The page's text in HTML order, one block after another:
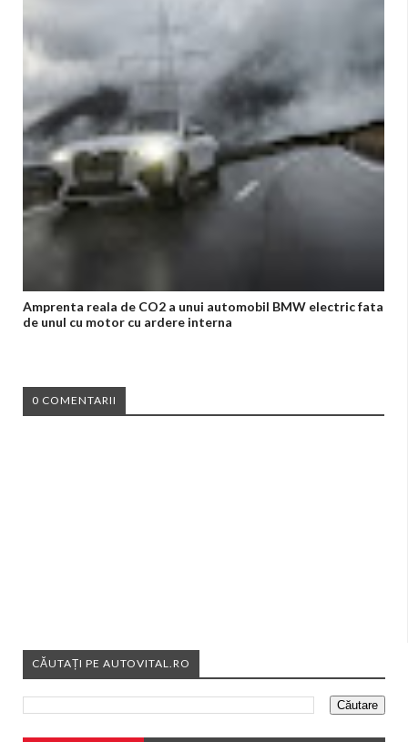
Amprenta reala de CO2 a unui automobil BMW electric fata
de unul cu motor cu ardere interna
0 COMENTARII
CĂUTAȚI PE AUTOVITAL.RO